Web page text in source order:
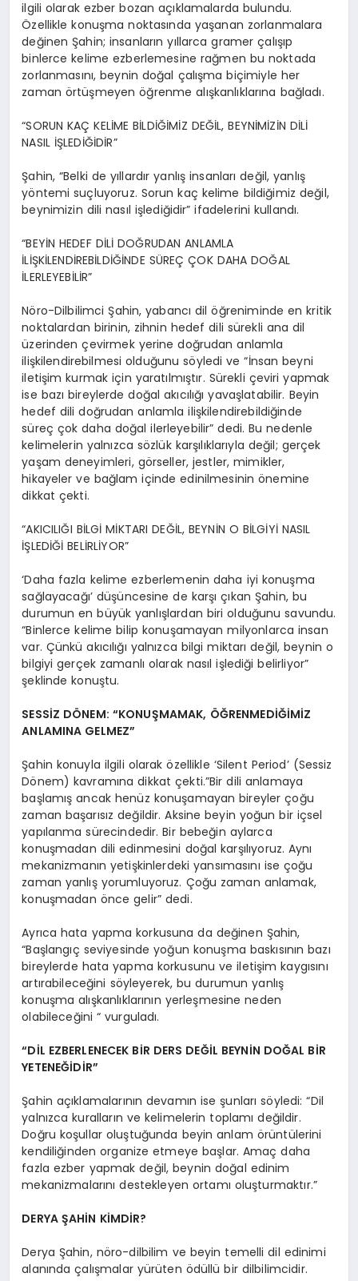
ilgili olarak ezber bozan açıklamalarda bulundu.
Özellikle konuşma noktasında yaşanan zorlanmalara
değinen Şahin; insanların yıllarca gramer çalışıp
binlerce kelime ezberlemesine rağmen bu noktada
zorlanmasını, beynin doğal çalışma biçimiyle her
zaman örtüşmeyen öğrenme alışkanlıklarına bağladı.
“SORUN KAÇ KELİME BİLDİĞİMİZ DEĞİL, BEYNİMİZİN DİLİ
NASIL İŞLEDİĞİDİR”
Şahin, “Belki de yıllardır yanlış insanları değil, yanlış
yöntemi suçluyoruz. Sorun kaç kelime bildiğimiz değil,
beynimizin dili nasıl işlediğidir” ifadelerini kullandı.
“BEYİN HEDEF DİLİ DOĞRUDAN ANLAMLA
İLİŞKİLENDİREBİLDİĞİNDE SÜREÇ ÇOK DAHA DOĞAL
İLERLEYEBİLİR”
Nöro-Dilbilimci Şahin, yabancı dil öğreniminde en kritik
noktalardan birinin, zihnin hedef dili sürekli ana dil
üzerinden çevirmek yerine doğrudan anlamla
ilişkilendirebilmesi olduğunu söyledi ve “İnsan beyni
iletişim kurmak için yaratılmıştır. Sürekli çeviri yapmak
ise bazı bireylerde doğal akıcılığı yavaşlatabilir. Beyin
hedef dili doğrudan anlamla ilişkilendirebildiğinde
süreç çok daha doğal ilerleyebilir” dedi. Bu nedenle
kelimelerin yalnızca sözlük karşılıklarıyla değil; gerçek
yaşam deneyimleri, görseller, jestler, mimikler,
hikayeler ve bağlam içinde edinilmesinin önemine
dikkat çekti.
“AKICILIĞI BİLGİ MİKTARI DEĞİL, BEYNİN O BİLGİYİ NASIL
İŞLEDİĞİ BELİRLİYOR”
‘Daha fazla kelime ezberlemenin daha iyi konuşma
sağlayacağı’ düşüncesine de karşı çıkan Şahin, bu
durumun en büyük yanlışlardan biri olduğunu savundu.
“Binlerce kelime bilip konuşamayan milyonlarca insan
var. Çünkü akıcılığı yalnızca bilgi miktarı değil, beynin o
bilgiyi gerçek zamanlı olarak nasıl işlediği belirliyor”
şeklinde konuştu.
SESSİZ DÖNEM: “KONUŞMAMAK, ÖĞRENMEDİĞİMİZ
ANLAMINA GELMEZ”
Şahin konuyla ilgili olarak özellikle ‘Silent Period’ (Sessiz
Dönem) kavramına dikkat çekti.”Bir dili anlamaya
başlamış ancak henüz konuşamayan bireyler çoğu
zaman başarısız değildir. Aksine beyin yoğun bir içsel
yapılanma sürecindedir. Bir bebeğin aylarca
konuşmadan dili edinmesini doğal karşılıyoruz. Aynı
mekanizmanın yetişkinlerdeki yansımasını ise çoğu
zaman yanlış yorumluyoruz. Çoğu zaman anlamak,
konuşmadan önce gelir” dedi.
Ayrıca hata yapma korkusuna da değinen Şahin,
“Başlangıç seviyesinde yoğun konuşma baskısının bazı
bireylerde hata yapma korkusunu ve iletişim kaygısını
artırabileceğini söyleyerek, bu durumun yanlış
konuşma alışkanlıklarının yerleşmesine neden
olabileceğini “ vurguladı.
“DİL EZBERLENECEK BİR DERS DEĞİL BEYNİN DOĞAL BİR
YETENEĞİDİR”
Şahin açıklamalarının devamın ise şunları söyledi: “Dil
yalnızca kuralların ve kelimelerin toplamı değildir.
Doğru koşullar oluştuğunda beyin anlam örüntülerini
kendiliğinden organize etmeye başlar. Amaç daha
fazla ezber yapmak değil, beynin doğal edinim
mekanizmalarını destekleyen ortamı oluşturmaktır.”
DERYA ŞAHİN KİMDİR?
Derya Şahin, nöro-dilbilim ve beyin temelli dil edinimi
alanında çalışmalar yürüten ödüllü bir dilbilimcidir.